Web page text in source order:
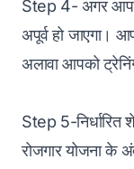
Step 4- अगर आप
अपूर्व हो जाएगा।
अलावा आपको
Step 5-
रोजगार योजना के